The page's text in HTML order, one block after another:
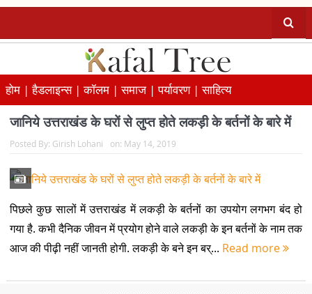
होम |हैडलाइन्स |कॉलम |समाज |पर्यावरण |साहित्य
जानिये उत्तराखंड के घरों से लुप्त होते लकड़ी के बर्तनों के बारे में
Posted By: Girish Lohani on: May 14, 2019
पिछले कुछ सालों में उत्तराखंड में लकड़ी के बर्तनों का उपयोग लगभग बंद हो
गया है. कभी दैनिक जीवन में प्रयोग होने वाले लकड़ी के इन बर्तनों के नाम तक
आज की पीढ़ी नहीं जानती होगी. लकड़ी के बने इन बर्... Read more